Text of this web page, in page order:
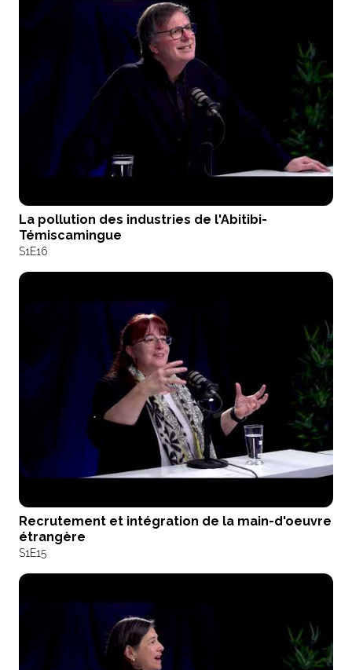
La pollution des industries de l'Abitibi-
Témiscamingue
S1E16
Recrutement et intégration de la main-d'oeuvre
étrangère
S1E15